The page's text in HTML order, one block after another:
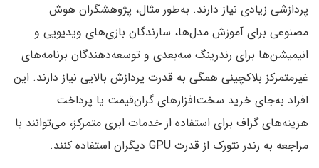
پردازشی زیادی نیاز دارند. به‌طور مثال، پژوهشگران هوش
مصنوعی برای آموزش مدل‌ها، سازندگان بازی‌های ویدیویی و
انیمیشن‌ها برای رندرینگ سه‌بعدی و توسعه‌دهندگان برنامه‌های
غیرمتمرکز بلاکچینی همگی به قدرت پردازش بالایی نیاز دارند. این
افراد به‌جای خرید سخت‌افزارهای گران‌قیمت یا پرداخت
هزینه‌های گزاف برای استفاده از خدمات ابری متمرکز، می‌توانند با
مراجعه به رندر نتورک از قدرت GPU دیگران استفاده کنند.